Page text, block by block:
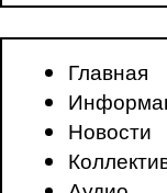
Главная
Новости